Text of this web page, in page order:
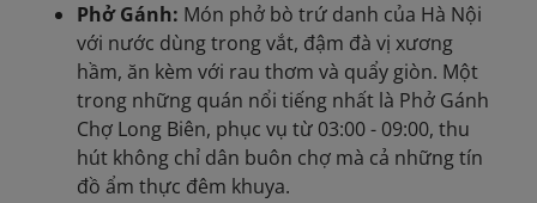
Phở Gánh: Món phở bò trứ danh của Hà Nội
với nước dùng trong vắt, đậm đà vị xương
hầm, ăn kèm với rau thơm và quẩy giòn. Một
trong những quán nổi tiếng nhất là Phở Gánh
Chợ Long Biên, phục vụ từ 03:00 - 09:00, thu
hút không chỉ dân buôn chợ mà cả những tín
đồ ẩm thực đêm khuya.